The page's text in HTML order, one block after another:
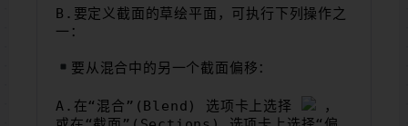
B.要定义截面的草绘平面，可执行下列操作之
一：
要从混合中的另一个截面偏移：
A.在“混合”(Blend) 选项卡上选择
，